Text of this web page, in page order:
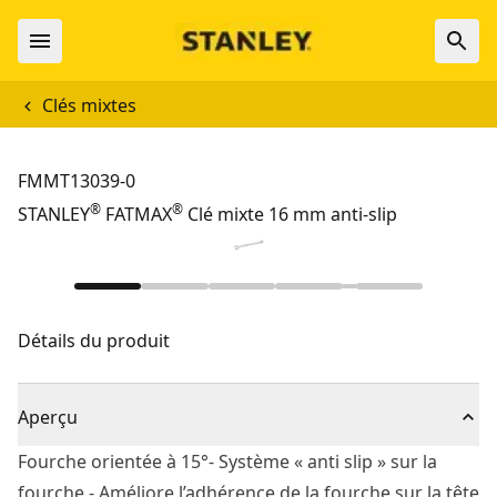
Clés mixtes
FMMT13039-0
STANLEY® FATMAX® Clé mixte 16 mm anti-slip
Détails du produit
Aperçu
Fourche orientée à 15°- Système « anti slip » sur la